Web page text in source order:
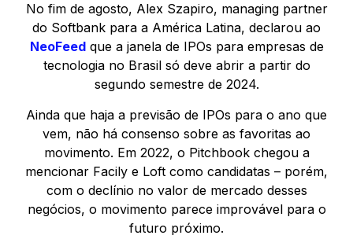
No fim de agosto, Alex Szapiro, managing partner
do Softbank para a América Latina, declarou ao
NeoFeedque a janela de IPOs para empresas de
tecnologia no Brasil só deve abrir a partir do
segundo semestre de 2024.
Ainda que haja a previsão de IPOs para o ano que
vem, não há consenso sobre as favoritas ao
movimento. Em 2022, o Pitchbook chegou a
mencionar Facily e Loft como candidatas – porém,
com o declínio no valor de mercado desses
negócios, o movimento parece improvável para o
futuro próximo.